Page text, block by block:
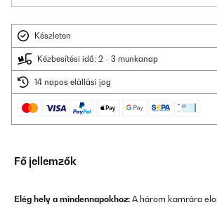
Készleten
Kézbesítési idő: 2 - 3 munkanap
14 napos elállási jog
Fő jellemzők
Elég hely a mindennapokhoz: A három kamrára